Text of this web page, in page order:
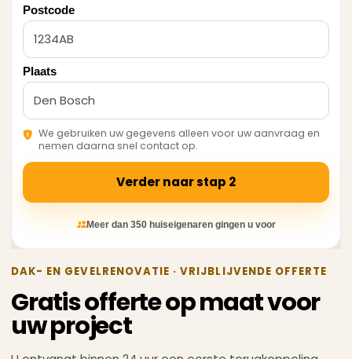
DAK- EN GEVELRENOVATIE · VRIJBLIJVENDE OFFERTE
Gratis offerte op maatvoor
uw project
Postcode
Plaats
We gebruiken uw gegevens alleen voor uw aanvraag en
nemen daarna snel contact op.
Verder naar stap 2
Meer dan 350 huiseigenaren gingen u voor